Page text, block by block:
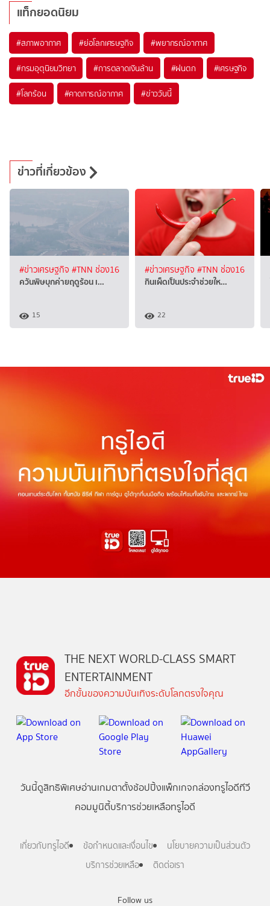
แท็กยอดนิยม
#สภาพอากาศ #ย่อโลกเศรษฐกิจ #พยากรณ์อากาศ
#กรมอุตุนิยมวิทยา #การตลาดเงินล้าน #ฝนตก #เศรษฐกิจ
#โลกร้อน #คาดการณ์อากาศ #ข่าววันนี้
ข่าวที่เกี่ยวข้อง
#ข่าวเศรษฐกิจ #TNN ช่อง16
ควันพิษบุกค่ายฤดูร้อน เ…
15
#ข่าวเศรษฐกิจ #TNN ช่อง16
กินเผ็ดเป็นประจำช่วยให…
22
Follow us
THE NEXT WORLD-CLASS SMART
ENTERTAINMENT
อีกขั้นของความบันเทิงระดับโลกตรงใจคุณ
วันนี้ดูสิทธิพิเศษอ่านเกมตาตั้งช้อปปิ้งแพ็กเกจกล่องทรูไอดีทีวี
คอมมูนิตี้บริการช่วยเหลือทรูไอดี
เกี่ยวกับทรูไอดี ข้อกำหนดและเงื่อนไข
นโยบายความเป็นส่วนตัว
บริการช่วยเหลือ
ติดต่อเรา